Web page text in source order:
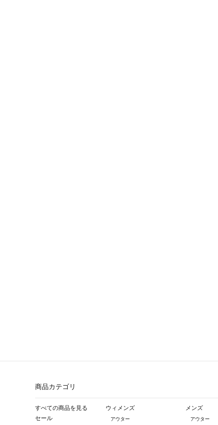
商品カテゴリ
すべての商品を見る
セール
ウィメンズ
アウター
メンズ
アウター